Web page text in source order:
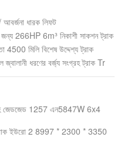
ধারক লিফট
জন্য 266HP 6m³ নিকাশী সাকশন ট্রাক
4500 মিলি বিশেষ উদ্দেশ্য ট্রাক
ধরণের বর্জ্য সংগ্রহ ট্রাক Tr
জেডজেড 1257 এন5847W 6x4
ইউরো 2 8997 * 2300 * 3350